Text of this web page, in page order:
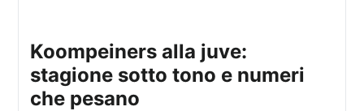
koompeiners alla juve:
stagione sotto tono e numeri
che pesano